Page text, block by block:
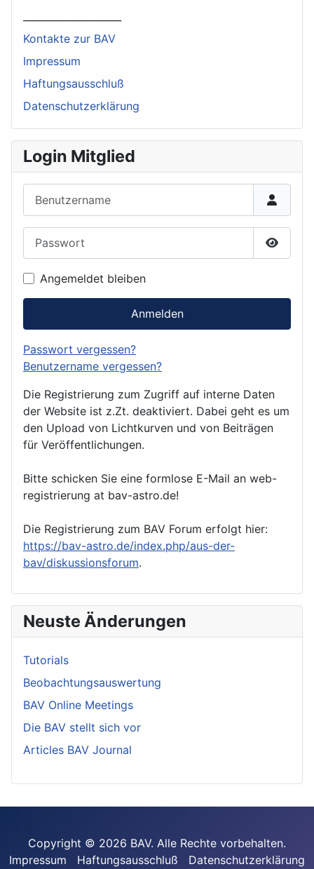
Kontakte zur BAV
Impressum
Haftungsausschluß
Datenschutzerklärung
Login Mitglied
Angemeldet bleiben
Anmelden
Passwort vergessen?
Benutzername vergessen?
Die Registrierung zum Zugriff auf interne Daten
der Website ist z.Zt. deaktiviert. Dabei geht es um
den Upload von Lichtkurven und von Beiträgen
für Veröffentlichungen.
Bitte schicken Sie eine formlose E-Mail an web-
registrierung at bav-astro.de!
Die Registrierung zum BAV Forum erfolgt hier:
https://bav-astro.de/index.php/aus-der-
bav/diskussionsforum.
Neuste Änderungen
Tutorials
Beobachtungsauswertung
BAV Online Meetings
Die BAV stellt sich vor
Articles BAV Journal
Copyright © 2026 BAV. Alle Rechte vorbehalten.
Impressum
Haftungsausschluß Datenschutzerklärung